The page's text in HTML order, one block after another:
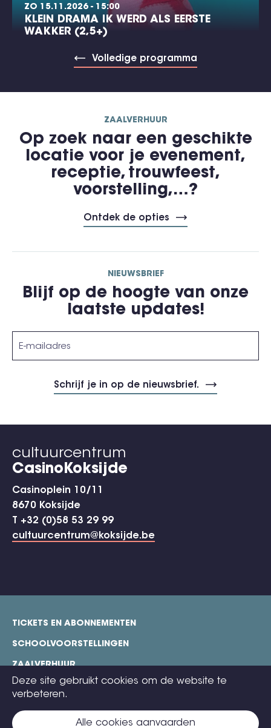
ZO 15.11.2026 - 15:00
KLEIN DRAMA IK WERD ALS EERSTE
WAKKER (2,5+)
Volledige programma
ZAALVERHUUR
Op zoek naar een geschikte
locatie voor je evenement,
receptie, trouwfeest,
voorstelling,…?
Ontdek de opties
NIEUWSBRIEF
Blijf op de hoogte van onze
laatste updates!
cultuurcentrum
CasinoKoksijde
Casinoplein 10/11
8670 Koksijde
T +32 (0)58 53 29 99
cultuurcentrum@koksijde.be
Deze site gebruikt cookies om de website te
verbeteren.
Alle cookies aanvaarden
footer
TICKETS EN ABONNEMENTEN
SCHOOLVOORSTELLINGEN
ZAALVERHUUR
TECHNISCHE FICHES